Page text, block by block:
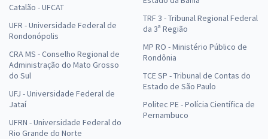
Catalão - UFCAT
UFR - Universidade Federal de
Rondonópolis
CRA MS - Conselho Regional de
Administração do Mato Grosso
do Sul
UFJ - Universidade Federal de
Jataí
UFRN - Universidade Federal do
Rio Grande do Norte
TRF 3 - Tribunal Regional Federal
da 3ª Região
MP RO - Ministério Público de
Rondônia
TCE SP - Tribunal de Contas do
Estado de São Paulo
Politec PE - Polícia Científica de
Pernambuco